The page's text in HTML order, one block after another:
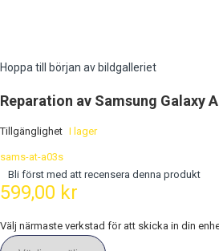
Hoppa till början av bildgalleriet
Reparation av Samsung Galaxy
Tillgänglighet I lager
sams-at-a03s
Bli först med att recensera denna produkt
599,00 kr
Välj närmaste verkstad för att skicka in din